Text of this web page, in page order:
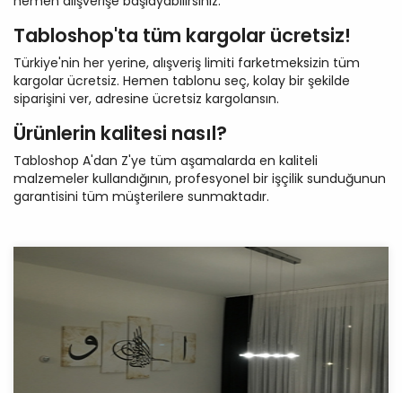
Tabloshop'ta tüm kargolar ücretsiz!
Türkiye'nin her yerine, alışveriş limiti farketmeksizin tüm
kargolar ücretsiz. Hemen tablonu seç, kolay bir şekilde
siparişini ver, adresine ücretsiz kargolansın.
Ürünlerin kalitesi nasıl?
Tabloshop A'dan Z'ye tüm aşamalarda en kaliteli
malzemeler kullandığının, profesyonel bir işçilik sunduğunun
garantisini tüm müşterilere sunmaktadır.